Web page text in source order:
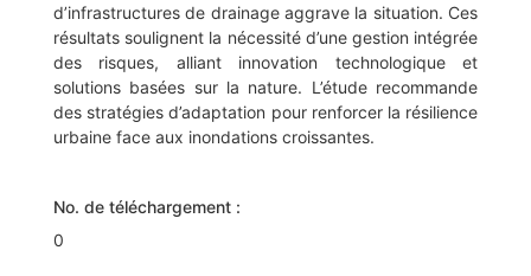
d’infrastructures de drainage aggrave la situation. Ces
résultats soulignent la nécessité d’une gestion intégrée
des risques, alliant innovation technologique et
solutions basées sur la nature. L’étude recommande
des stratégies d’adaptation pour renforcer la résilience
urbaine face aux inondations croissantes.
No. de téléchargement :
0